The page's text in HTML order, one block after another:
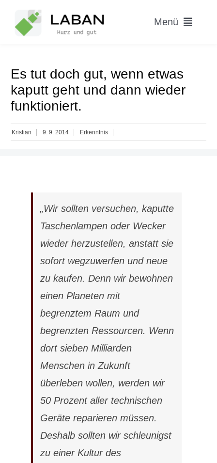
content
Menü
Worum geht’s?
Blog
Hitparade
Es tut doch gut, wenn etwas
kaputt geht und dann wieder
funktioniert.
Kristian 9. 9. 2014 Erkenntnis
„Wir sollten versuchen, kaputte
Taschenlampen oder Wecker
wieder herzustellen, anstatt sie
sofort wegzuwerfen und neue
zu kaufen. Denn wir bewohnen
einen Planeten mit
begrenztem Raum und
begrenzten Ressourcen. Wenn
dort sieben Milliarden
Menschen in Zukunft
überleben wollen, werden wir
50 Prozent aller technischen
Geräte reparieren müssen.
Deshalb sollten wir schleunigst
zu einer Kultur des